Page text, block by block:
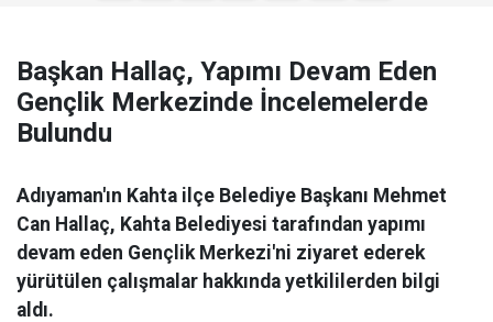
Başkan Hallaç, Yapımı Devam Eden
Gençlik Merkezinde İncelemelerde
Bulundu
Adıyaman'ın Kahta ilçe Belediye Başkanı Mehmet
Can Hallaç, Kahta Belediyesi tarafından yapımı
devam eden Gençlik Merkezi'ni ziyaret ederek
yürütülen çalışmalar hakkında yetkililerden bilgi
aldı.